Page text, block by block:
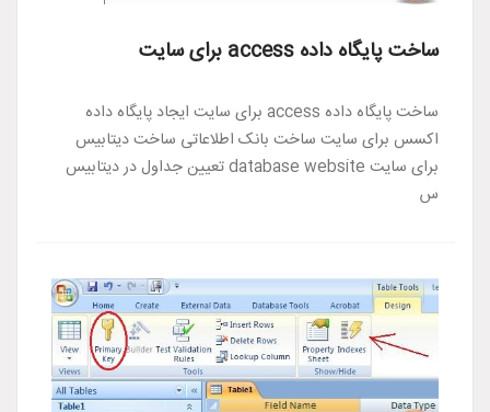
ساخت پایگاه داده access برای سایت
ساخت پایگاه داده access برای سایت ایجاد پایگاه داده
اکسس برای سایت ساخت بانک اطلاعاتی ساخت دیتابیس
برای سایت database website تعیین جداول در دیتابیس
س